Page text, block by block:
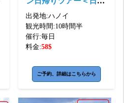
語ガイド・ホテル送迎
付き＞
出発地:ハノイ
観光時間:10時間半
催行:毎日
料金:58$
ご予約、詳細はこちらから